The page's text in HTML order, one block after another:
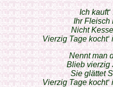
Ich
Ihr Fleisch
Nicht
Vierzig Tage
Nennt man
Blieb vierzig
Sie glättet
Vierzig Tage